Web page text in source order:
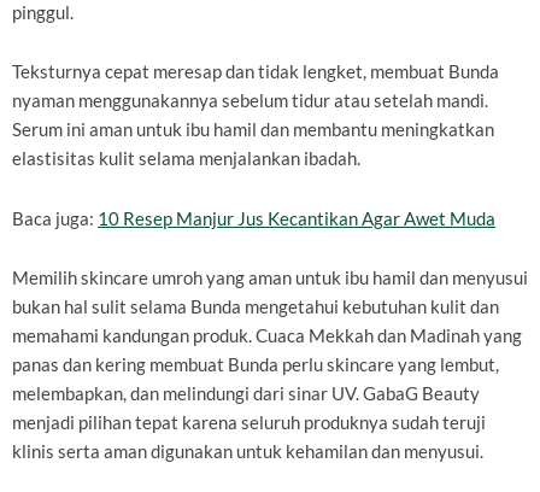
pinggul.
Teksturnya cepat meresap dan tidak lengket, membuat Bunda
nyaman menggunakannya sebelum tidur atau setelah mandi.
Serum ini aman untuk ibu hamil dan membantu meningkatkan
elastisitas kulit selama menjalankan ibadah.
Baca juga: 10 Resep Manjur Jus Kecantikan Agar Awet Muda
Memilih skincare umroh yang aman untuk ibu hamil dan menyusui
bukan hal sulit selama Bunda mengetahui kebutuhan kulit dan
memahami kandungan produk. Cuaca Mekkah dan Madinah yang
panas dan kering membuat Bunda perlu skincare yang lembut,
melembapkan, dan melindungi dari sinar UV. GabaG Beauty
menjadi pilihan tepat karena seluruh produknya sudah teruji
klinis serta aman digunakan untuk kehamilan dan menyusui.